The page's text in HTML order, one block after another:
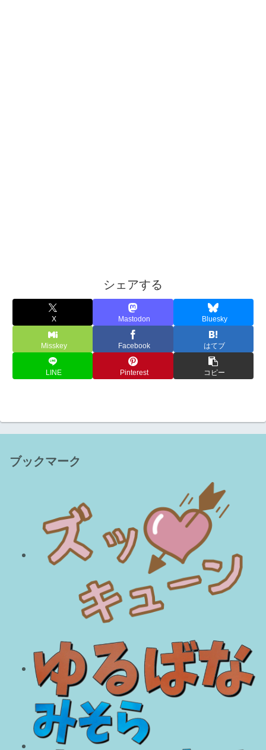
シェアする
X Mastodon Bluesky
Misskey Facebook はてブ
LINE Pinterest コピー
ブックマーク